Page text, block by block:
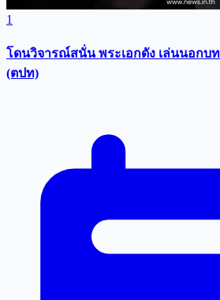
1
โดนวิจารณ์สนั่น พระเอกดัง เล่นนอกบ
(ตปท)